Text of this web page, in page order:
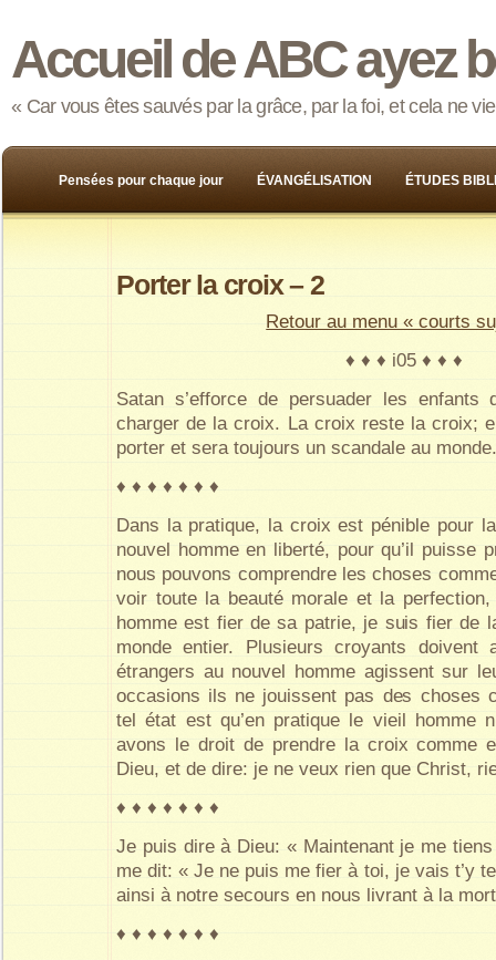
Accueil de ABC ayez
« Car vous êtes sauvés par la grâce, par la foi, et cela ne
Pensées pour chaque jour ÉVANGÉLISATION ÉTUDES
Porter la croix – 2
Retour au menu « courts
♦ ♦ ♦ i05 ♦ ♦ ♦
Satan s’efforce de persuader les
charger de la croix. La croix reste la croix;
porter et sera toujours un scandale au monde.
♦ ♦ ♦ ♦ ♦ ♦ ♦
Dans la pratique, la croix est pénible pour
nouvel homme en liberté, pour qu’il puisse
nous pouvons comprendre les choses
voir toute la beauté morale et la
homme est fier de sa patrie, je suis fier de
monde entier. Plusieurs croyants doivent
étrangers au nouvel homme agissent sur
occasions ils ne jouissent pas des choses
tel état est qu’en pratique le vieil homme
avons le droit de prendre la croix comme
Dieu, et de dire: je ne veux rien que Christ,
♦ ♦ ♦ ♦ ♦ ♦ ♦
Je puis dire à Dieu: « Maintenant je me
me dit: « Je ne puis me fier à toi, je vais t’y
ainsi à notre secours en nous livrant à la
♦ ♦ ♦ ♦ ♦ ♦ ♦